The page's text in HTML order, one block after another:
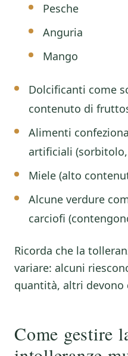
Pesche
Anguria
Mango
Dolcificanti come
contenuto di
Alimenti
artificiali
Miele (alto
Alcune verdure
carciofi
Ricorda che la
variare: alcuni
quantità, altri
Come gestire